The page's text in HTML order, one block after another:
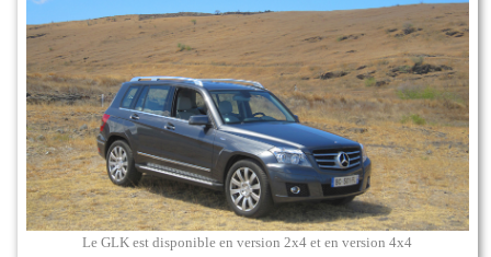
Le GLK est disponible en version 2x4 et en version 4x4